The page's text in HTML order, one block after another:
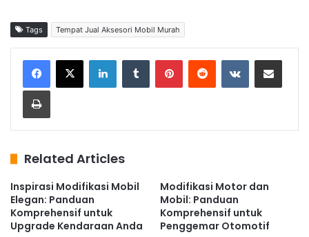
Tags Tempat Jual Aksesori Mobil Murah
Related Articles
Inspirasi Modifikasi Mobil
Elegan: Panduan
Komprehensif untuk
Upgrade Kendaraan Anda
Modifikasi Motor dan
Mobil: Panduan
Komprehensif untuk
Penggemar Otomotif